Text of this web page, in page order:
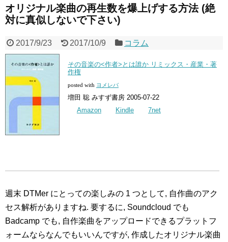
オリジナル楽曲の再生数を爆上げする方法 (絶
対に真似しないで下さい)
2017/9/23 2017/10/9 コラム
その音楽の<作者>とは誰か リミックス・産業・著
作権
posted with ヨメレバ
増田 聡 みすず書房 2005-07-22
Amazon
Kindle 7net
週末 DTMer にとっての楽しみの 1 つとして, 自作曲のアク
セス解析がありますね. 要するに, Soundcloud でも
Badcamp でも, 自作楽曲をアップロードできるプラットフ
ォームならなんでもいいんですが, 作成したオリジナル楽曲